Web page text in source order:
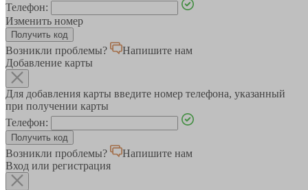
Телефон:
Изменить номер
Возникли проблемы?
Напишите нам
Добавление карты
Для добавления карты введите номер телефона, указанный
при получении карты
Телефон:
Возникли проблемы?
Напишите нам
Вход или регистрация